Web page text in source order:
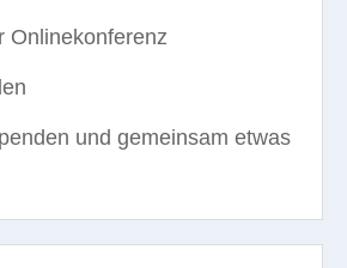
Onlinekonferenz
und gemeinsam etwas